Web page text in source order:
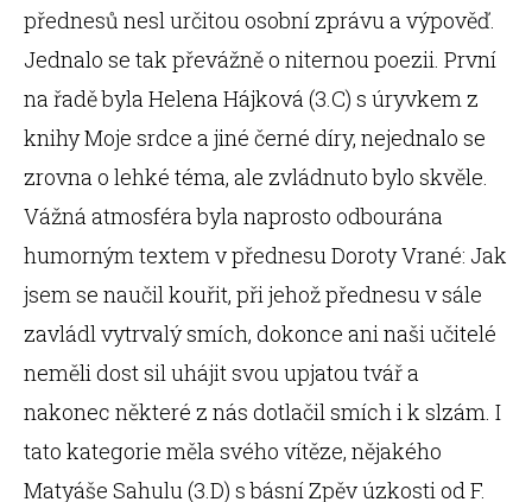
přednesů nesl určitou osobní zprávu a výpověď.
Jednalo se tak převážně o niternou poezii. První
na řadě byla Helena Hájková (3.C) s úryvkem z
knihy Moje srdce a jiné černé díry, nejednalo se
zrovna o lehké téma, ale zvládnuto bylo skvěle.
Vážná atmosféra byla naprosto odbourána
humorným textem v přednesu Doroty Vrané: Jak
jsem se naučil kouřit, při jehož přednesu v sále
zavládl vytrvalý smích, dokonce ani naši učitelé
neměli dost sil uhájit svou upjatou tvář a
nakonec některé z nás dotlačil smích i k slzám. I
tato kategorie měla svého vítěze, nějakého
Matyáše Sahulu (3.D) s básní Zpěv úzkosti od F.